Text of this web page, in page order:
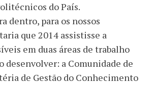
do País.
dentro, para os nossos
que 2014 assistisse a
em duas áreas de trabalho
desenvolver: a Comunidade de
de Gestão do Conhecimento